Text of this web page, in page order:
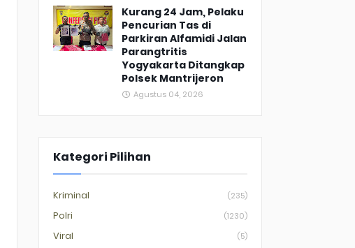
Kurang 24 Jam, Pelaku
Pencurian Tas di
Parkiran Alfamidi Jalan
Parangtritis
Yogyakarta Ditangkap
Polsek Mantrijeron
Agustus 04, 2026
Kategori Pilihan
Kriminal (235)
Polri (1230)
Viral (5)